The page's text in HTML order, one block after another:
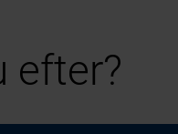
efter?